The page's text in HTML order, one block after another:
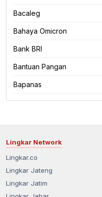
Bacaleg
Bahaya Omicron
Bank BRI
Bantuan Pangan
Bapanas
Lingkar Network
Lingkar.co
Lingkar Jateng
Lingkar Jatim